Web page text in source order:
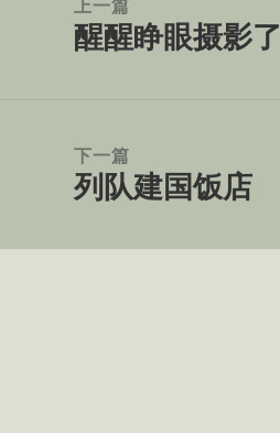
上一篇
上
醒醒睁眼摄影了
下一篇
下
文
列队建国饭店